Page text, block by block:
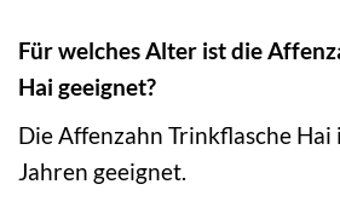
Für welches Alter ist die
Hai geeignet?
Die Affenzahn Trinkflasche
Jahren geeignet.